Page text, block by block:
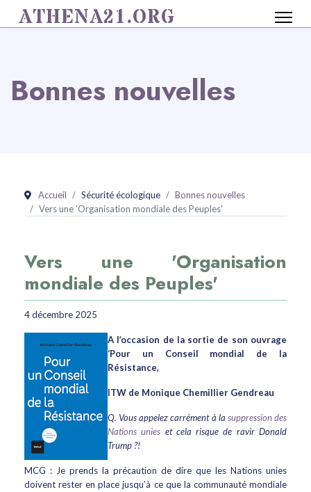
ATHENA21.ORG
Bonnes nouvelles
Accueil Sécurité écologique
Bonnes nouvelles
Vers une 'Organisation mondiale des Peuples'
Vers une 'Organisation
mondiale des Peuples'
4 décembre 2025
A l’occasion de la sortie de son ouvrage
‘Pour un Conseil mondial de la
Résistance,
ITW de Monique Chemillier Gendreau
Q. Vous appelez carrément à la suppression des
Nations unies et cela risque de ravir Donald
Trump ?!
MCG : Je prends la précaution de dire que les Nations unies
doivent rester en place jusqu’à ce que la communauté mondiale